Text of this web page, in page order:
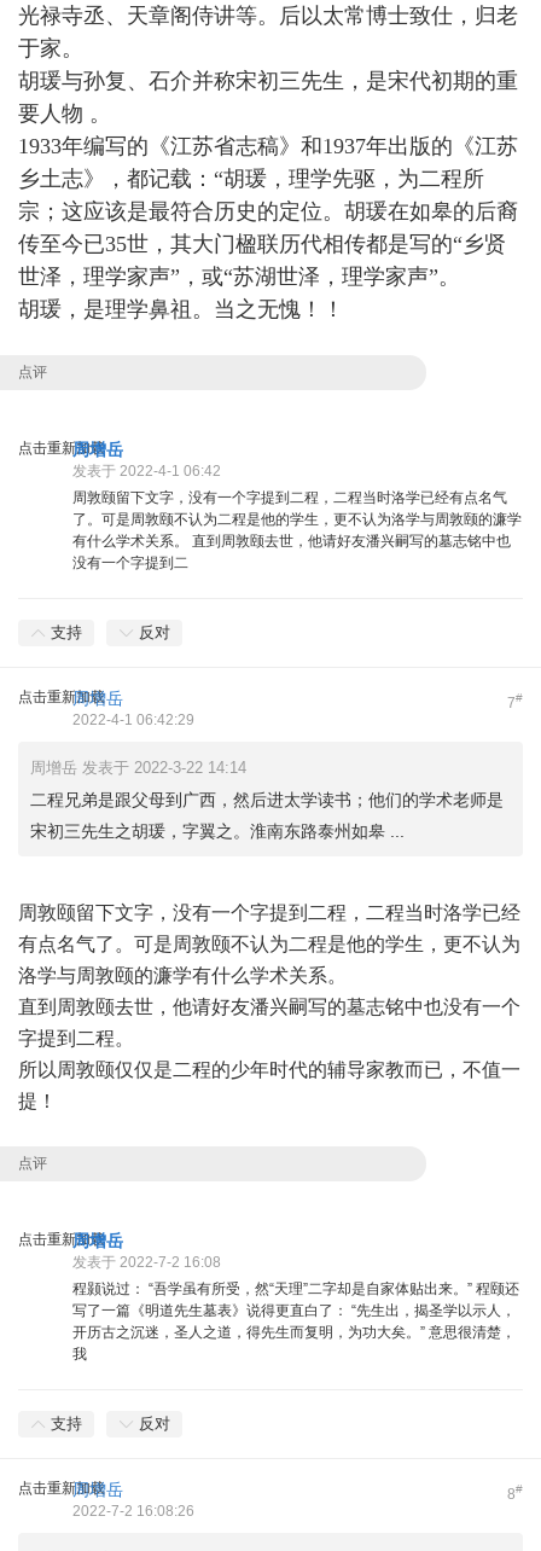
光禄寺丞、天章阁侍讲等。 后以太常博士致仕，归老
于家。
胡瑗与孙复、石介并称宋初三先生，是宋代初期的重
要人物 。
1933年编写的《江苏省志稿》和1937年出版的《江苏
乡土志》，都记载：“胡瑗，理学先驱，为二程所
宗； 这应该是最符合历史的定位。 胡瑗在如皋的后裔
传至今已35世，其大门楹联历代相传都是写的“乡贤
世泽，理学家声”，或“苏湖世泽，理学家声”。
胡瑗，是理学鼻祖。当之无愧！！
点评
点击重新加载
周增岳
发表于 2022-4-1 06:42
周敦颐留下文字，没有一个字提到二程，二程当时洛学已经有点名气
了。可是周敦颐不认为二程是他的学生，更不认为洛学与周敦颐的濂学
有什么学术关系。 直到周敦颐去世，他请好友潘兴嗣写的墓志铭中也
没有一个字提到二
支持 反对
点击重新加载 7#
周增岳
2022-4-1 06:42:29
周增岳 发表于 2022-3-22 14:14
二程兄弟是跟父母到广西，然后进太学读书；他们的学术老师是
宋初三先生之胡瑗，字翼之。淮南东路泰州如皋 ...
周敦颐留下文字，没有一个字提到二程，二程当时洛学已经
有点名气了。可是周敦颐不认为二程是他的学生，更不认为
洛学与周敦颐的濂学有什么学术关系。
直到周敦颐去世，他请好友潘兴嗣写的墓志铭中也没有一个
字提到二程。
所以周敦颐仅仅是二程的少年时代的辅导家教而已，不值一
提！
点评
点击重新加载
周增岳
发表于 2022-7-2 16:08
程颢说过： “吾学虽有所受，然“天理”二字却是自家体贴出来。” 程颐还
写了一篇《明道先生墓表》说得更直白了： “先生出，揭圣学以示人，
开历古之沉迷，圣人之道，得先生而复明，为功大矣。” 意思很清楚，
我
支持 反对
点击重新加载 8#
周增岳
2022-7-2 16:08:26